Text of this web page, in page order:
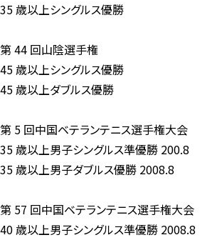
35 歳以上シングルス優勝
第 44 回山陰選手権
45 歳以上シングルス優勝
45 歳以上ダブルス優勝
第 5 回中国ベテランテニス選手権大会
35 歳以上男子シングルス準優勝 200.8
35 歳以上男子ダブルス優勝 2008.8
第 57 回中国ベテランテニス選手権大会
40 歳以上男子シングルス準優勝 2008.8